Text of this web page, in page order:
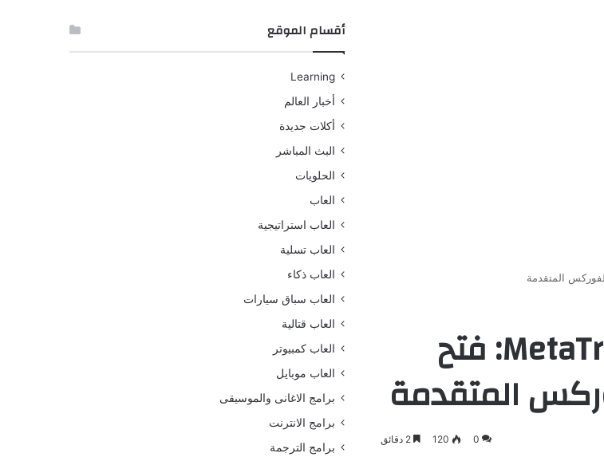
واجهة برمجة تطبيقات MetaTrader 5: فتح
المتقدمة
0
120
أقسام الموقع
Learning
أخبار العالم
أكلات جديدة
البث المباشر
الحلويات
العاب
العاب استراتيجية
العاب تسلية
العاب ذكاء
العاب سباق سيارات
العاب قتالية
العاب كمبيوتر
العاب موبايل
برامج الاغانى والموسيقى
برامج الانترنت
برامج الترجمة